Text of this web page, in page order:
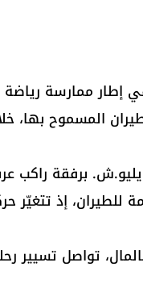
ممارسة رياضة
المسموح بها،
برفقة راكب
مساءً تصبح غير ملائمة
تواصل تسيير